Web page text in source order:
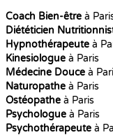
Coach Bien-être à
Diététicien
Hypnothérapeute à
Kinesiologue à Paris
Médecine Douce à
Naturopathe à Paris
Ostéopathe à Paris
Psychologue à Paris
Psychothérapeute à